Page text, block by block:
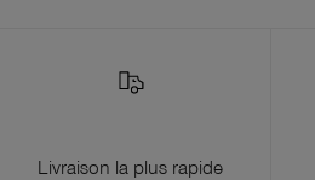
Livraison la plus rapide